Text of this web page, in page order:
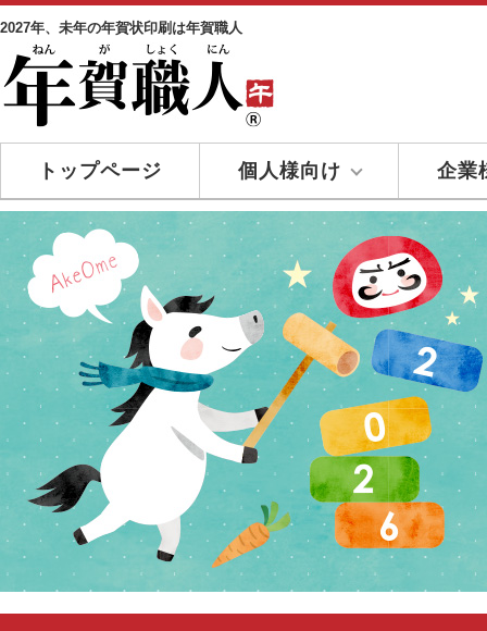
2027年、未年の年賀状印刷は年賀職人
トップページ 個人様向け 企業